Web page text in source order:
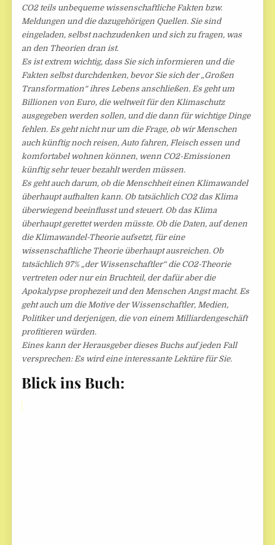
CO2 teils unbequeme wissenschaftliche Fakten bzw.
Meldungen und die dazugehörigen Quellen. Sie sind
eingeladen, selbst nachzudenken und sich zu fragen, was
an den Theorien dran ist.
Es ist extrem wichtig, dass Sie sich informieren und die
Fakten selbst durchdenken, bevor Sie sich der „Großen
Transformation“ ihres Lebens anschließen. Es geht um
Billionen von Euro, die weltweit für den Klimaschutz
ausgegeben werden sollen, und die dann für wichtige Dinge
fehlen. Es geht nicht nur um die Frage, ob wir Menschen
auch künftig noch reisen, Auto fahren, Fleisch essen und
komfortabel wohnen können, wenn CO2-Emissionen
künftig sehr teuer bezahlt werden müssen.
Es geht auch darum, ob die Menschheit einen Klimawandel
überhaupt aufhalten kann. Ob tatsächlich CO2 das Klima
überwiegend beeinflusst und steuert. Ob das Klima
überhaupt gerettet werden müsste. Ob die Daten, auf denen
die Klimawandel-Theorie aufsetzt, für eine
wissenschaftliche Theorie überhaupt ausreichen. Ob
tatsächlich 97% „der Wissenschaftler“ die CO2-Theorie
vertreten oder nur ein Bruchteil, der dafür aber die
Apokalypse prophezeit und den Menschen Angst macht. Es
geht auch um die Motive der Wissenschaftler, Medien,
Politiker und derjenigen, die von einem Milliardengeschäft
profitieren würden.
Eines kann der Herausgeber dieses Buchs auf jeden Fall
versprechen: Es wird eine interessante Lektüre für Sie.
Blick ins Buch: